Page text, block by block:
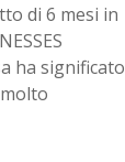
di 6 mesi in
ha significato